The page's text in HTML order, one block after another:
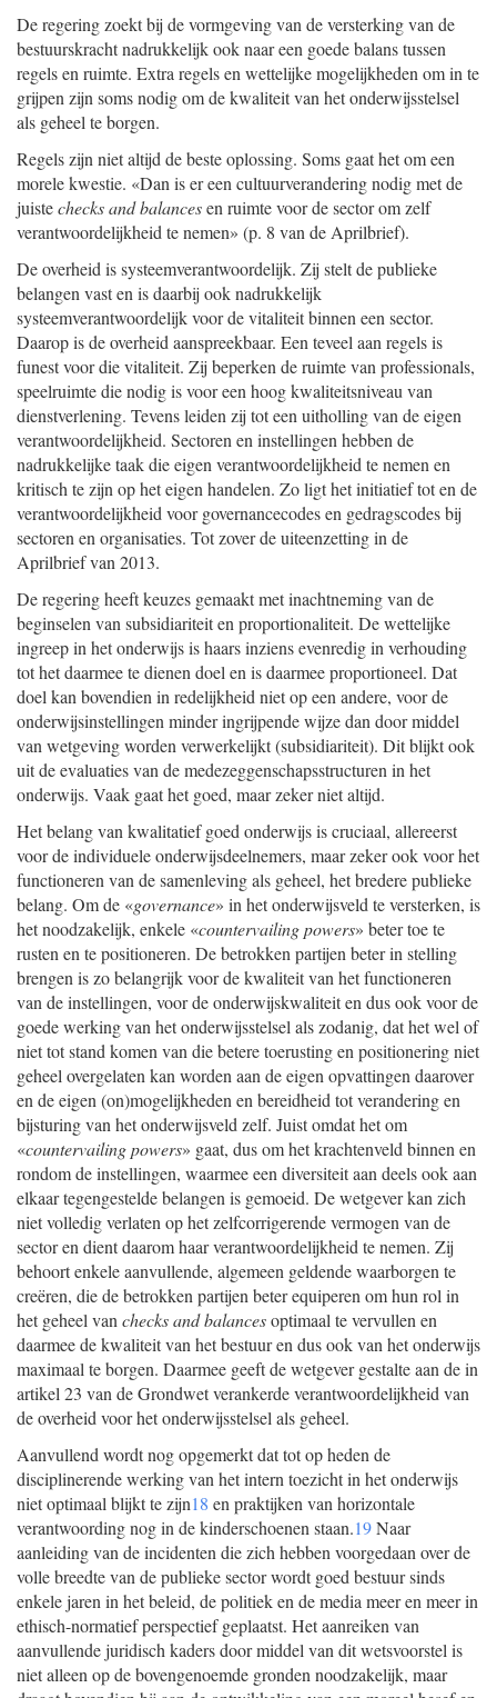
De regering zoekt bij de vormgeving van de versterking van de
bestuurskracht nadrukkelijk ook naar een goede balans tussen
regels en ruimte. Extra regels en wettelijke mogelijkheden om in te
grijpen zijn soms nodig om de kwaliteit van het onderwijsstelsel
als geheel te borgen.
Regels zijn niet altijd de beste oplossing. Soms gaat het om een
morele kwestie. «Dan is er een cultuurverandering nodig met de
juistechecks and balancesen ruimte voor de sector om zelf
verantwoordelijkheid te nemen» (p. 8 van de Aprilbrief).
De overheid is systeemverantwoordelijk. Zij stelt de publieke
belangen vast en is daarbij ook nadrukkelijk
systeemverantwoordelijk voor de vitaliteit binnen een sector.
Daarop is de overheid aanspreekbaar. Een teveel aan regels is
funest voor die vitaliteit. Zij beperken de ruimte van professionals,
speelruimte die nodig is voor een hoog kwaliteitsniveau van
dienstverlening. Tevens leiden zij tot een uitholling van de eigen
verantwoordelijkheid. Sectoren en instellingen hebben de
nadrukkelijke taak die eigen verantwoordelijkheid te nemen en
kritisch te zijn op het eigen handelen. Zo ligt het initiatief tot en de
verantwoordelijkheid voor governancecodes en gedragscodes bij
sectoren en organisaties. Tot zover de uiteenzetting in de
Aprilbrief van 2013.
De regering heeft keuzes gemaakt met inachtneming van de
beginselen van subsidiariteit en proportionaliteit. De wettelijke
ingreep in het onderwijs is haars inziens evenredig in verhouding
tot het daarmee te dienen doel en is daarmee proportioneel. Dat
doel kan bovendien in redelijkheid niet op een andere, voor de
onderwijsinstellingen minder ingrijpende wijze dan door middel
van wetgeving worden verwerkelijkt (subsidiariteit). Dit blijkt ook
uit de evaluaties van de medezeggenschapsstructuren in het
onderwijs. Vaak gaat het goed, maar zeker niet altijd.
Het belang van kwalitatief goed onderwijs is cruciaal, allereerst
voor de individuele onderwijsdeelnemers, maar zeker ook voor het
functioneren van de samenleving als geheel, het bredere publieke
belang. Om de «governance» in het onderwijsveld te versterken, is
het noodzakelijk, enkele «countervailing powers» beter toe te
rusten en te positioneren. De betrokken partijen beter in stelling
brengen is zo belangrijk voor de kwaliteit van het functioneren
van de instellingen, voor de onderwijskwaliteit en dus ook voor de
goede werking van het onderwijsstelsel als zodanig, dat het wel of
niet tot stand komen van die betere toerusting en positionering niet
geheel overgelaten kan worden aan de eigen opvattingen daarover
en de eigen (on)mogelijkheden en bereidheid tot verandering en
bijsturing van het onderwijsveld zelf. Juist omdat het om
«countervailing powers» gaat, dus om het krachtenveld binnen en
rondom de instellingen, waarmee een diversiteit aan deels ook aan
elkaar tegengestelde belangen is gemoeid. De wetgever kan zich
niet volledig verlaten op het zelfcorrigerende vermogen van de
sector en dient daarom haar verantwoordelijkheid te nemen. Zij
behoort enkele aanvullende, algemeen geldende waarborgen te
creëren, die de betrokken partijen beter equiperen om hun rol in
het geheel van checks and balancesoptimaal te vervullen en
daarmee de kwaliteit van het bestuur en dus ook van het onderwijs
maximaal te borgen. Daarmee geeft de wetgever gestalte aan de in
artikel 23 van de Grondwet verankerde verantwoordelijkheid van
de overheid voor het onderwijsstelsel als geheel.
Aanvullend wordt nog opgemerkt dat tot op heden de
disciplinerende werking van het intern toezicht in het onderwijs
niet optimaal blijkt te zijn18 en praktijken van horizontale
verantwoording nog in de kinderschoenen staan.19Naar
aanleiding van de incidenten die zich hebben voorgedaan over de
volle breedte van de publieke sector wordt goed bestuur sinds
enkele jaren in het beleid, de politiek en de media meer en meer in
ethisch-normatief perspectief geplaatst. Het aanreiken van
aanvullende juridisch kaders door middel van dit wetsvoorstel is
niet alleen op de bovengenoemde gronden noodzakelijk, maar